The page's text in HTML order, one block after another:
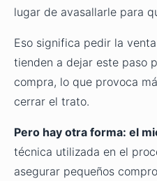
lugar de avasallarle para
Eso significa pedir la
tienden a dejar este paso
compra, lo que provoca
cerrar el trato.
Pero hay otra forma: el
técnica utilizada en el
asegurar pequeños